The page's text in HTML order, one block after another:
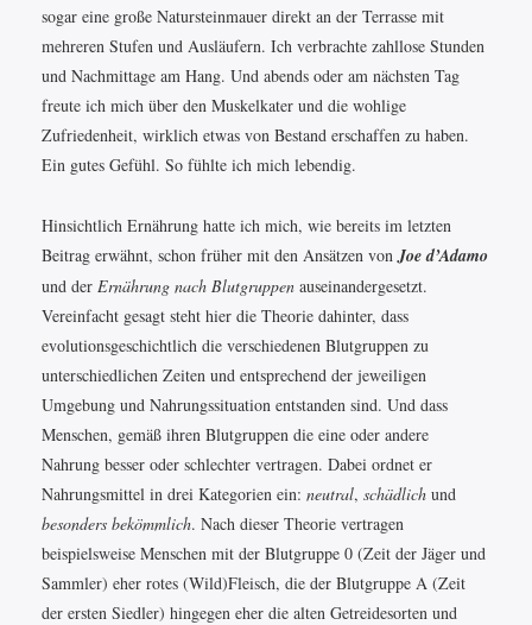
sogar eine große Natursteinmauer direkt an der Terrasse mit
mehreren Stufen und Ausläufern. Ich verbrachte zahllose Stunden
und Nachmittage am Hang. Und abends oder am nächsten Tag
freute ich mich über den Muskelkater und die wohlige
Zufriedenheit, wirklich etwas von Bestand erschaffen zu haben.
Ein gutes Gefühl. So fühlte ich mich lebendig.
Hinsichtlich Ernährung hatte ich mich, wie bereits im letzten
Beitrag erwähnt, schon früher mit den Ansätzen vonJoe d’Adamo
und der Ernährung nach Blutgruppen auseinandergesetzt.
Vereinfacht gesagt steht hier die Theorie dahinter, dass
evolutionsgeschichtlich die verschiedenen Blutgruppen zu
unterschiedlichen Zeiten und entsprechend der jeweiligen
Umgebung und Nahrungssituation entstanden sind. Und dass
Menschen, gemäß ihren Blutgruppen die eine oder andere
Nahrung besser oder schlechter vertragen. Dabei ordnet er
Nahrungsmittel in drei Kategorien ein: neutral, schädlich und
besonders bekömmlich. Nach dieser Theorie vertragen
beispielsweise Menschen mit der Blutgruppe 0 (Zeit der Jäger und
Sammler) eher rotes (Wild)Fleisch, die der Blutgruppe A (Zeit
der ersten Siedler) hingegen eher die alten Getreidesorten und